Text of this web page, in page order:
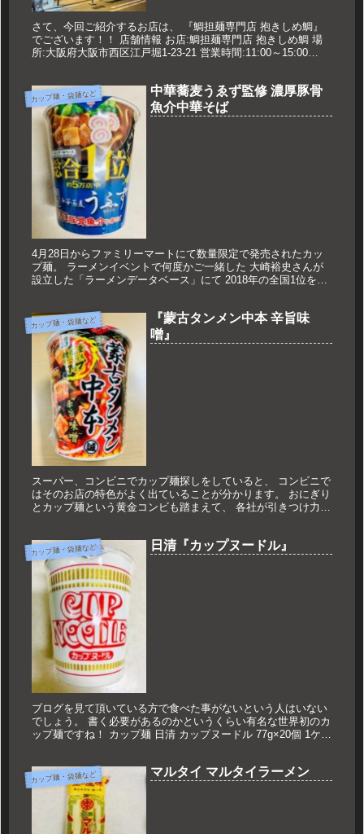
さて、今回ご紹介するお店は、 『鯛担麺専門店 抱きしめ鯛』
でございます！！ 店舗情報 お店:鯛担麺専門店 抱きしめ鯛 場
所:大阪府大阪市西区江戸堀1-23-21 営業時間:11:00～15:00
カップ麺・袋麺など
中華蕎麦うゑず監修 濃厚豚骨
魚介中華そば
4月28日からファミリーマートにて数量限定で発売されたカッ
プ麺。 ラーメンイベントで何度かご一緒した 大崎裕史さんが
設立した「ラーメンデータベース」にて 2018年の全国1位を獲
カップ麺・袋麺など
『蒙古タンメン中本 辛旨味
噌』
スーパー、コンビニでカップ麺探しをしていると、 コンビニで
はそのお店の特色がよく出ていることが分かります。 おにぎり
とカップ麺という黄金コンビも踏まえて、 各社が引きつけ力の
カップ麺・袋麺など 日清『カップヌードル』
ブログを見て頂いている方で食べた事がないという人はいない
でしょう。 書く必要があるのかというくらい有名な世界初のカ
ップ麺ですね！ カップ麺 日清 カップヌードル 77g×20個 1ケー
カップ麺・袋麺など マルタイ マルタイラーメン